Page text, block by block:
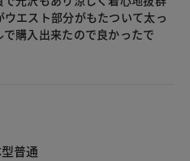
エスト部分がもたついて太っ
購入出来たので良かったで
普通